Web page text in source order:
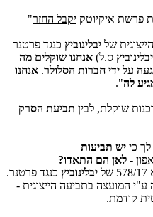
פרשת איקיוטק יקבל החזר"
של יבלינוביץ כנגד פרטנר
יבלינוביץ ס.ל) אנחנו שוקלים מה
על ידי חברות הסלולר. אנחנו
לה".
שוקלת, לבין תביעת הסרק
כי יש תביעות
- לאן הם התאדו?
יבלינוביץ כנגד פרטנר.
ע"י המועצה בתביעה הייצוגית -
קודמת.